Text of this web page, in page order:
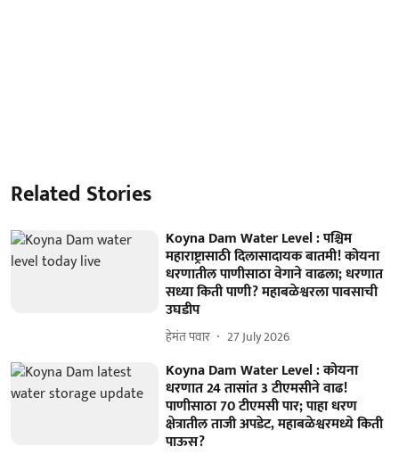
Related Stories
Koyna Dam Water Level : पश्चिम
महाराष्ट्रासाठी दिलासादायक बातमी! कोयना
धरणातील पाणीसाठा वेगाने वाढला; धरणात
सध्या किती पाणी? महाबळेश्वरला पावसाची
उघडीप
हेमंत पवार 27 July 2026
Koyna Dam Water Level : कोयना
धरणात 24 तासांत 3 टीएमसीने वाढ!
पाणीसाठा 70 टीएमसी पार; पाहा धरण
क्षेत्रातील ताजी अपडेट, महाबळेश्वरमध्ये किती
पाऊस?